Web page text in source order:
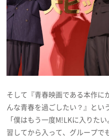
そして『青春映画である本作に
んな青春を過ごしたい？』とい
「僕はもう一度M!LKに入りた
習してから入って、グループで